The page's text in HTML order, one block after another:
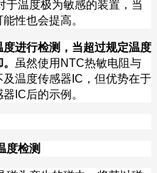
于温度极为敏感的装置，当
性也会提高。
进行检测，当超过规定温度
虽然使用 NTC热敏电阻与
及温度传感器 IC ，但优势在于
器 IC后的示例。
度检测